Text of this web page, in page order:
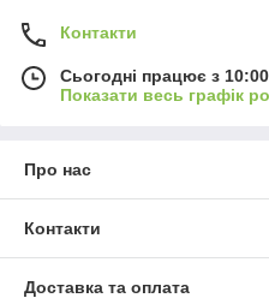
Контакти
Сьогодні працює з
Показати весь графік
Про нас
Контакти
Доставка та оплата